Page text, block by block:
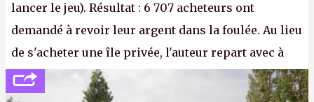
lancer le jeu). Résultat : 6 707 acheteurs ont
demandé à revoir leur argent dans la foulée. Au lieu
de s'acheter une île privée, l'auteur repart avec à
peine 2 000 dollars en poche. C'est toujours plus
cher payé que le temps passé à dev, mais ça